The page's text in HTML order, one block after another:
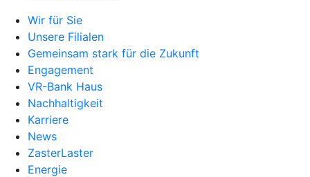
Wir für Sie
Unsere Filialen
Gemeinsam stark für die Zukunft
Engagement
VR-Bank Haus
Nachhaltigkeit
Karriere
News
ZasterLaster
Energie